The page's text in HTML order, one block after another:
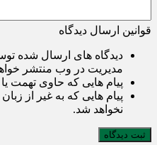
قوانین ارسال دیدگاه
دیدگاه های ارسال شده
مدیریت در وب منتشر
پیام هایی که حاوی تهمت
پیام هایی که به غیر از
نخواهد شد.
ثبت دیدگاه